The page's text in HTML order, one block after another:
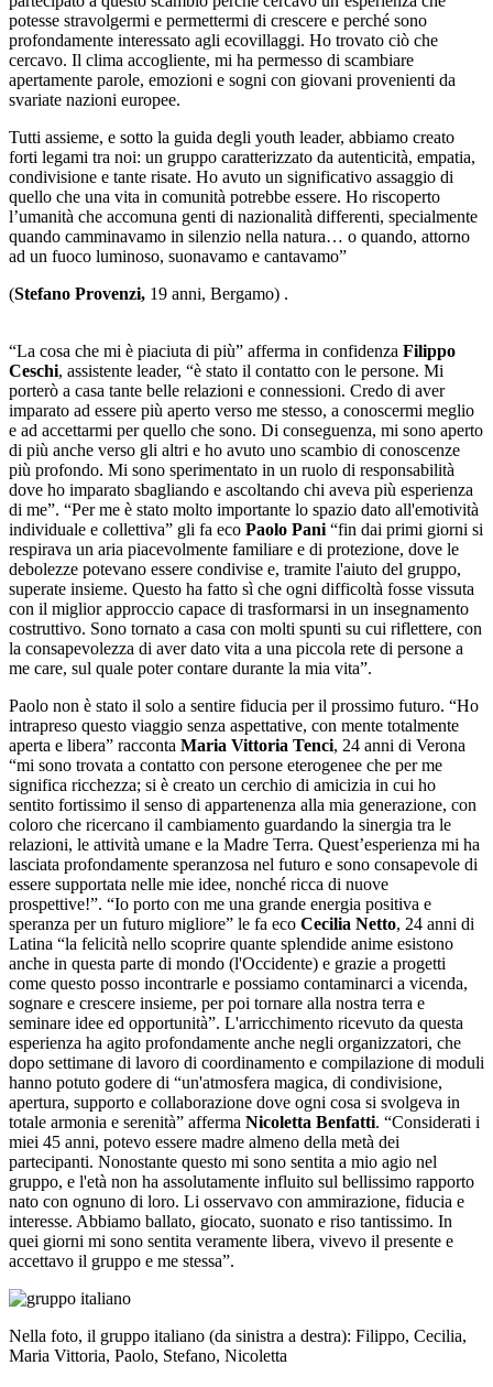
potesse stravolgermi e permettermi di crescere e perché sono
profondamente interessato agli ecovillaggi. Ho trovato ciò che
cercavo. Il clima accogliente, mi ha permesso di scambiare
apertamente parole, emozioni e sogni con giovani provenienti da
svariate nazioni europee.
Tutti assieme, e sotto la guida degli youth leader, abbiamo creato
forti legami tra noi: un gruppo caratterizzato da autenticità, empatia,
condivisione e tante risate. Ho avuto un significativo assaggio di
quello che una vita in comunità potrebbe essere. Ho riscoperto
l’umanità che accomuna genti di nazionalità differenti, specialmente
quando camminavamo in silenzio nella natura… o quando, attorno
ad un fuoco luminoso, suonavamo e cantavamo”
(Stefano Provenzi, 19 anni, Bergamo) .
“La cosa che mi è piaciuta di più” afferma in confidenza Filippo
Ceschi, assistente leader, “è stato il contatto con le persone. Mi
porterò a casa tante belle relazioni e connessioni. Credo di aver
imparato ad essere più aperto verso me stesso, a conoscermi meglio
e ad accettarmi per quello che sono. Di conseguenza, mi sono aperto
di più anche verso gli altri e ho avuto uno scambio di conoscenze
più profondo. Mi sono sperimentato in un ruolo di responsabilità
dove ho imparato sbagliando e ascoltando chi aveva più esperienza
di me”. “Per me è stato molto importante lo spazio dato all'emotività
individuale e collettiva” gli fa eco Paolo Pani“fin dai primi giorni si
respirava un aria piacevolmente familiare e di protezione, dove le
debolezze potevano essere condivise e, tramite l'aiuto del gruppo,
superate insieme. Questo ha fatto sì che ogni difficoltà fosse vissuta
con il miglior approccio capace di trasformarsi in un insegnamento
costruttivo. Sono tornato a casa con molti spunti su cui riflettere, con
la consapevolezza di aver dato vita a una piccola rete di persone a
me care, sul quale poter contare durante la mia vita”.
Paolo non è stato il solo a sentire fiducia per il prossimo futuro. “Ho
intrapreso questo viaggio senza aspettative, con mente totalmente
aperta e libera” racconta Maria Vittoria Tenci, 24 anni di Verona
“mi sono trovata a contatto con persone eterogenee che per me
significa ricchezza; si è creato un cerchio di amicizia in cui ho
sentito fortissimo il senso di appartenenza alla mia generazione, con
coloro che ricercano il cambiamento guardando la sinergia tra le
relazioni, le attività umane e la Madre Terra. Quest’esperienza mi ha
lasciata profondamente speranzosa nel futuro e sono consapevole di
essere supportata nelle mie idee, nonché ricca di nuove
prospettive!”. “Io porto con me una grande energia positiva e
speranza per un futuro migliore” le fa eco Cecilia Netto, 24 anni di
Latina “la felicità nello scoprire quante splendide anime esistono
anche in questa parte di mondo (l'Occidente) e grazie a progetti
come questo posso incontrarle e possiamo contaminarci a vicenda,
sognare e crescere insieme, per poi tornare alla nostra terra e
seminare idee ed opportunità”. L'arricchimento ricevuto da questa
esperienza ha agito profondamente anche negli organizzatori, che
dopo settimane di lavoro di coordinamento e compilazione di moduli
hanno potuto godere di “un'atmosfera magica, di condivisione,
apertura, supporto e collaborazione dove ogni cosa si svolgeva in
totale armonia e serenità” afferma Nicoletta Benfatti. “Considerati i
miei 45 anni, potevo essere madre almeno della metà dei
partecipanti. Nonostante questo mi sono sentita a mio agio nel
gruppo, e l'età non ha assolutamente influito sul bellissimo rapporto
nato con ognuno di loro. Li osservavo con ammirazione, fiducia e
interesse. Abbiamo ballato, giocato, suonato e riso tantissimo. In
quei giorni mi sono sentita veramente libera, vivevo il presente e
accettavo il gruppo e me stessa”.
Nella foto, il gruppo italiano (da sinistra a destra): Filippo, Cecilia,
Maria Vittoria, Paolo, Stefano, Nicoletta